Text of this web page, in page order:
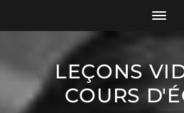
LEÇONS
COURS